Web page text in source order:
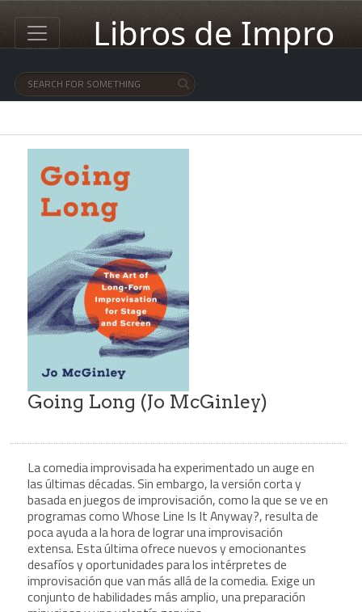
Libros de Impro
Going Long (Jo McGinley)
La comedia improvisada ha experimentado un auge en
las últimas décadas. Sin embargo, la versión corta y
basada en juegos de improvisación, como la que se ve en
programas como Whose Line Is It Anyway?, resulta de
poca ayuda a la hora de lograr una improvisación
extensa. Esta última ofrece nuevos y emocionantes
desafíos y oportunidades para los intérpretes de
improvisación que van más allá de la comedia. Exige un
conjunto de habilidades más amplio, una preparación